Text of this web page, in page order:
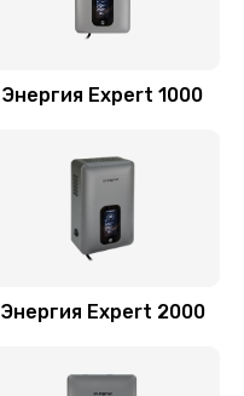
Энергия Expert 1000
Энергия Expert 2000